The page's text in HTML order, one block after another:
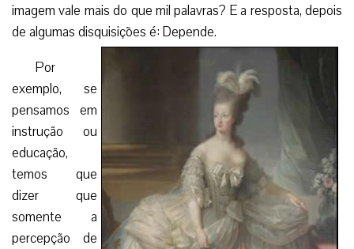
imagem vale mais do que mil palavras? E a resposta, depois
de algumas disquisições é: Depende.
Por
exemplo, se
pensamos em
instrução ou
educação,
temos que
dizer que
somente a
percepção de